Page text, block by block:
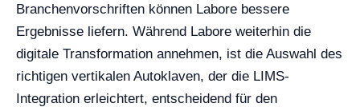
Branchenvorschriften können Labore bessere
Ergebnisse liefern. Während Labore weiterhin die
digitale Transformation annehmen, ist die Auswahl des
richtigen vertikalen Autoklaven, der die LIMS-
Integration erleichtert, entscheidend für den